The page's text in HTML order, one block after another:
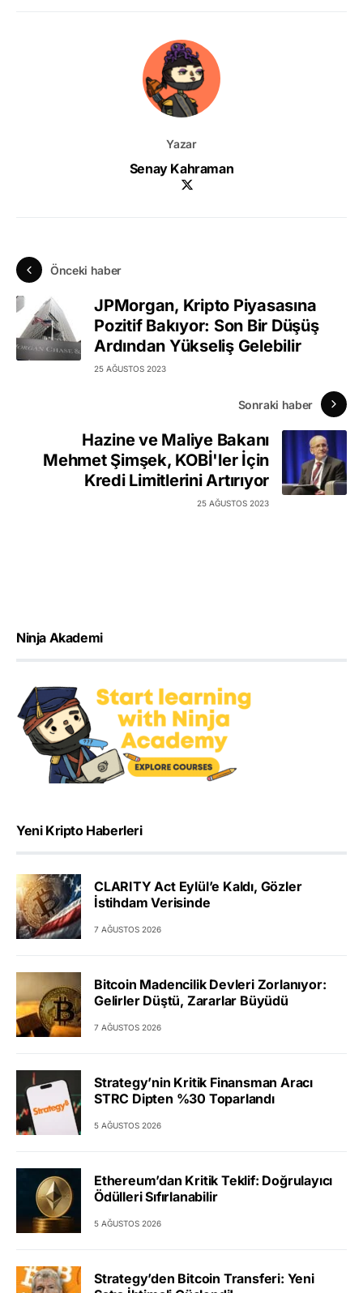
Yazar
Senay Kahraman
Önceki haber
JPMorgan, Kripto Piyasasına
Pozitif Bakıyor: Son Bir Düşüş
Ardından Yükseliş Gelebilir
25 AĞUSTOS 2023
Sonraki haber
Hazine ve Maliye Bakanı
Mehmet Şimşek, KOBİ'ler İçin
Kredi Limitlerini Artırıyor
25 AĞUSTOS 2023
Ninja Akademi
Yeni Kripto Haberleri
CLARITY Act Eylül’e Kaldı, Gözler
İstihdam Verisinde
7 AĞUSTOS 2026
Bitcoin Madencilik Devleri Zorlanıyor:
Gelirler Düştü, Zararlar Büyüdü
7 AĞUSTOS 2026
Strategy’nin Kritik Finansman Aracı
STRC Dipten %30 Toparlandı
5 AĞUSTOS 2026
Ethereum’dan Kritik Teklif: Doğrulayıcı
Ödülleri Sıfırlanabilir
5 AĞUSTOS 2026
Strategy’den Bitcoin Transferi: Yeni